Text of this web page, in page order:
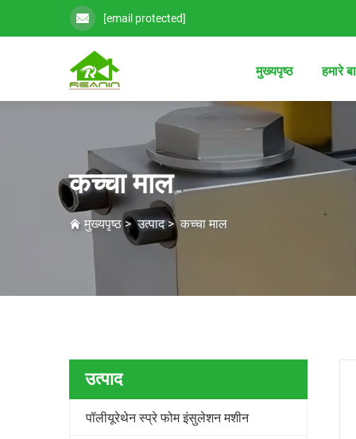
[email protected]
मुख्यपृष्ठ हमारे
कच्चा माल
मुख्यपृष्ठ >उत्पाद>कच्चा माल
उत्पाद
पॉलीयूरेथेन स्प्रे फोम इंसुलेशन मशीन